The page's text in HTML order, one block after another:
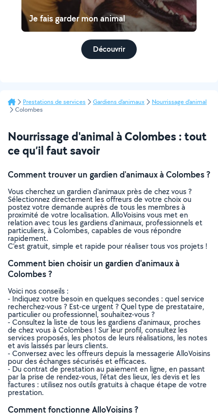
Je fais garder mon animal
Découvrir
Prestations de services Gardiens d'animaux
Nourrissage d'animal
Colombes
Nourrissage d'animal à Colombes : tout
ce qu’il faut savoir
Comment trouver un gardien d'animaux à Colombes ?
Vous cherchez un gardien d'animaux près de chez vous ?
Sélectionnez directement les offreurs de votre choix ou
postez votre demande auprès de tous les membres à
proximité de votre localisation. AlloVoisins vous met en
relation avec tous les gardiens d'animaux, professionnels et
particuliers, à Colombes, capables de vous répondre
rapidement.
C’est gratuit, simple et rapide pour réaliser tous vos projets !
Comment bien choisir un gardien d'animaux à
Colombes ?
Voici nos conseils :
- Indiquez votre besoin en quelques secondes : quel service
recherchez-vous ? Est-ce urgent ? Quel type de prestataire,
particulier ou professionnel, souhaitez-vous ?
- Consultez la liste de tous les gardiens d'animaux, proches
de chez vous à Colombes ! Sur leur profil, consultez les
services proposés, les photos de leurs réalisations, les notes
et avis laissés par leurs clients.
- Conversez avec les offreurs depuis la messagerie AlloVoisins
pour des échanges sécurisés et efficaces.
- Du contrat de prestation au paiement en ligne, en passant
par la prise de rendez-vous, l’état des lieux, les devis et les
factures : utilisez nos outils gratuits à chaque étape de votre
prestation.
Comment fonctionne AlloVoisins ?